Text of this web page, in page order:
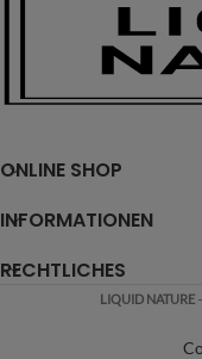
ONLINE SHOP
INFORMATIONEN
RECHTLICHES
LIQUID NATURE